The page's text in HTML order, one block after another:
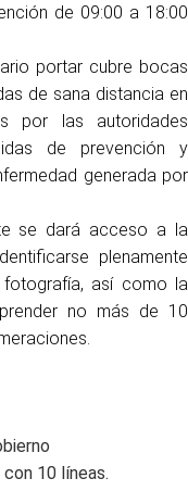
de 09:00 a 18:00
portar cubre bocas
de sana distancia en
por las autoridades
de prevención y
generada por
se dará acceso a la
plenamente
así como la
no más de 10
10 líneas.